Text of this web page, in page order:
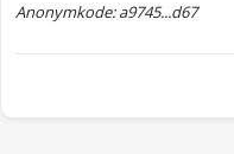
Anonymkode: a9745...d67